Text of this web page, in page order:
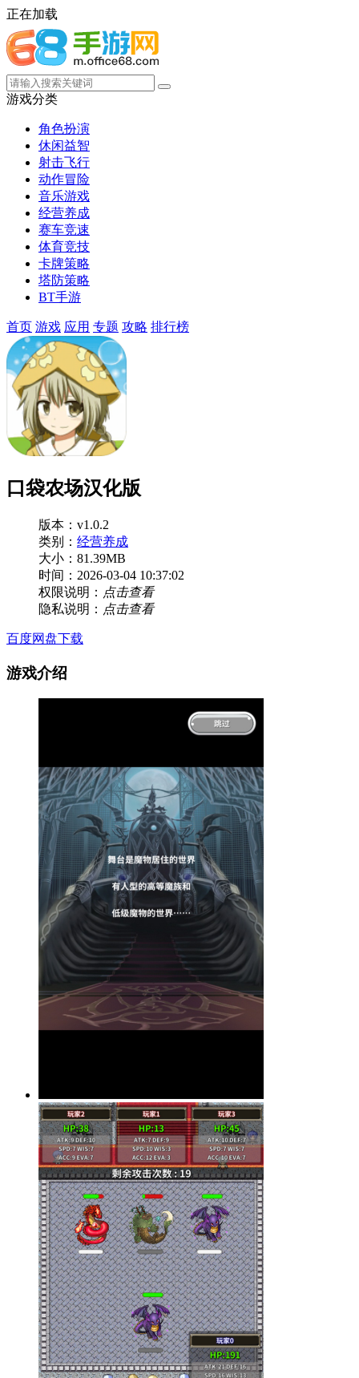
正在加载
游戏分类
角色扮演
休闲益智
射击飞行
动作冒险
音乐游戏
经营养成
赛车竞速
体育竞技
卡牌策略
塔防策略
BT手游
首页 游戏 应用 专题 攻略 排行榜
口袋农场汉化版
版本：v1.0.2
类别： 经营养成
大小：81.39MB
时间：2026-03-04 10:37:02
权限说明： 点击查看
隐私说明： 点击查看
百度网盘下载
游戏介绍